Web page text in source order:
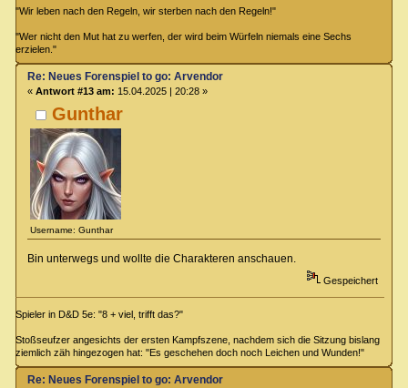
"Wir leben nach den Regeln, wir sterben nach den Regeln!"
"Wer nicht den Mut hat zu werfen, der wird beim Würfeln niemals eine Sechs
erzielen."
Gunthar
Username: Gunthar
Re: Neues Forenspiel to go: Arvendor
« Antwort #13 am: 15.04.2025 | 20:28 »
Bin unterwegs und wollte die Charakteren anschauen.
Gespeichert
Spieler in D&D 5e: "8 + viel, trifft das?"
Stoßseufzer angesichts der ersten Kampfszene, nachdem sich die Sitzung bislang
ziemlich zäh hingezogen hat: "Es geschehen doch noch Leichen und Wunden!"
Re: Neues Forenspiel to go: Arvendor